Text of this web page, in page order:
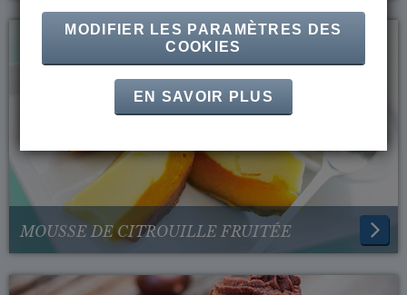
MOUSSE DE CITROUILLE FRUITÉE
MODIFIER LES PARAMÈTRES DES
COOKIES
EN SAVOIR PLUS